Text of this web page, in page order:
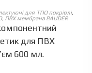
для ТПО покрівлі,
ПВХ мембрана BAUDER
для ПВХ
600 мл.